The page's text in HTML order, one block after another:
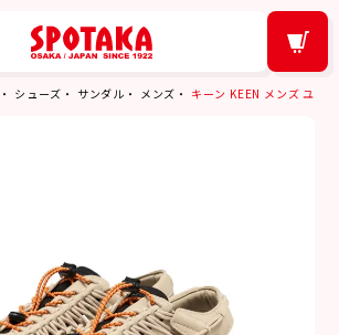
シューズ サンダル メンズ キーン KEEN メンズ ユニ